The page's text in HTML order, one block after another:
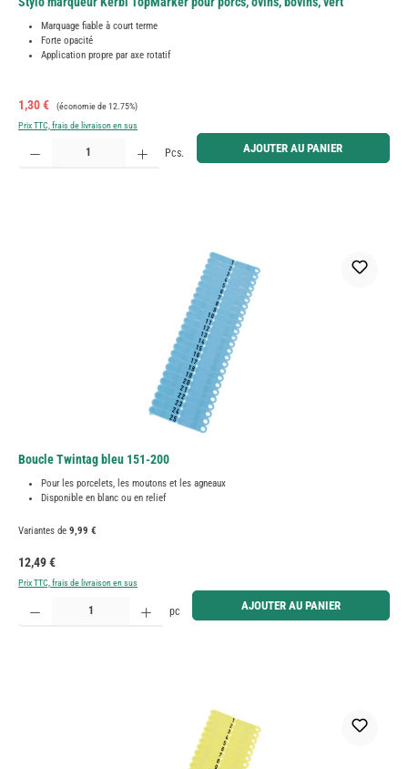
Marquage fiable à court terme
Forte opacité
Application propre par axe rotatif
Prix de vente :
1,30 € Prix régulier :
(économie de 12.75%)
Prix TTC, frais de livraison en sus
Quantité de produit : Entrez la quantité souhaitée ou utilisez les boutons pour augmenter ou
Pcs. AJOUTER AU PANIER
Boucle Twintag bleu 151-200
Pour les porcelets, les moutons et les agneaux
Disponible en blanc ou en relief
Variantes de 9,99 €
Prix régulier :
12,49 €
Prix TTC, frais de livraison en sus
Quantité de produit : Entrez la quantité souhaitée ou utilisez les boutons pour augmenter ou
pc AJOUTER AU PANIER